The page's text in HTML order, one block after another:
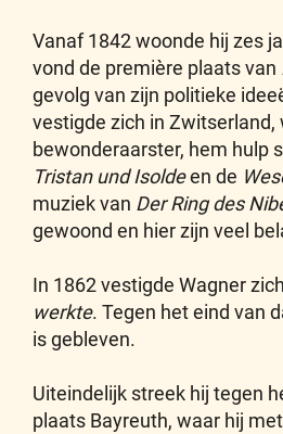
Vanaf 1842 woonde hij zes
vond de première plaats van
gevolg van zijn politieke
vestigde zich in
bewonderaarster, hem hulp
Tristan und Isoldeen de
muziek van Der Ring des
gewoond en hier zijn veel
In 1862 vestigde Wagner
werkte. Tegen het eind van
is gebleven.
Uiteindelijk streek hij tegen
plaats Bayreuth, waar hij